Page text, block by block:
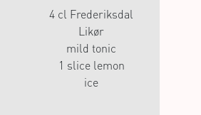
4 cl Frederiksdal
Likør
mild tonic
1 slice lemon
ice